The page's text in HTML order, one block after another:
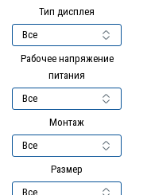
Тип дисплея
Рабочее напряжение
питания
Монтаж
Размер